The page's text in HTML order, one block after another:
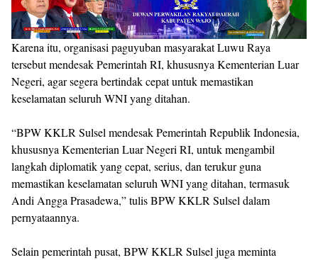
Karena itu, organisasi paguyuban masyarakat Luwu Raya
tersebut mendesak Pemerintah RI, khususnya Kementerian Luar
Negeri, agar segera bertindak cepat untuk memastikan
keselamatan seluruh WNI yang ditahan.
“BPW KKLR Sulsel mendesak Pemerintah Republik Indonesia,
khususnya Kementerian Luar Negeri RI, untuk mengambil
langkah diplomatik yang cepat, serius, dan terukur guna
memastikan keselamatan seluruh WNI yang ditahan, termasuk
Andi Angga Prasadewa,” tulis BPW KKLR Sulsel dalam
pernyataannya.
Selain pemerintah pusat, BPW KKLR Sulsel juga meminta